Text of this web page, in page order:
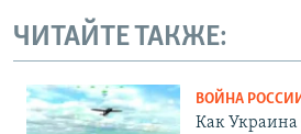
ЧИТАЙТЕ ТАКЖЕ:
ВОЙНА
Как Украина